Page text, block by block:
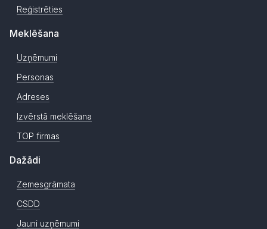
Reģistrēties
Meklēšana
Uzņēmumi
Personas
Adreses
Izvērstā meklēšana
TOP firmas
Dažādi
Zemesgrāmata
CSDD
Jauni uzņēmumi